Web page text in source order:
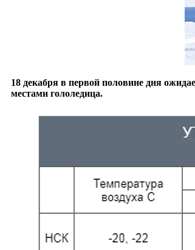
18 декабря в первой половине дня
местами гололедица.